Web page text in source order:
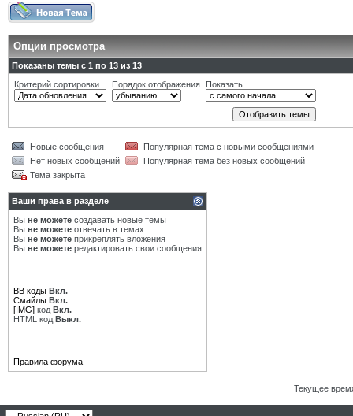
Опции просмотра
Показаны темы с 1 по 13 из 13
Критерий сортировки
Порядок отображения Показать
Новые сообщения
Популярная тема с новыми сообщениями
Нет новых сообщений
Популярная тема без новых сообщений
Тема закрыта
Ваши права в разделе
Вы не можете создавать новые темы
Вы не можете отвечать в темах
Вы не можете прикреплять вложения
Вы не можете редактировать свои сообщения
BB коды Вкл.
Смайлы Вкл.
[IMG] код Вкл.
HTML код Выкл.
Правила форума
Текущее